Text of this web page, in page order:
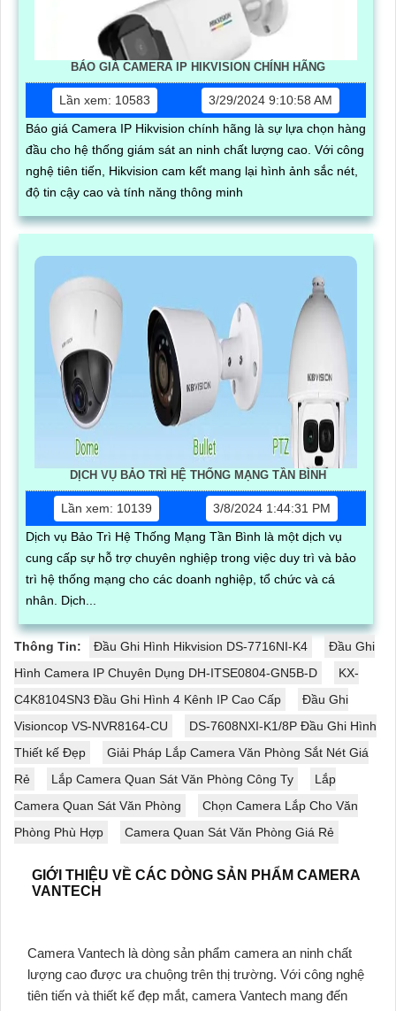
BÁO GIÁ CAMERA IP HIKVISION CHÍNH HÃNG
Lần xem: 10583
3/29/2024 9:10:58 AM
Báo giá Camera IP Hikvision chính hãng là sự lựa chọn hàng
đầu cho hệ thống giám sát an ninh chất lượng cao. Với công
nghệ tiên tiến, Hikvision cam kết mang lại hình ảnh sắc nét,
độ tin cậy cao và tính năng thông minh
DỊCH VỤ BẢO TRÌ HỆ THỐNG MẠNG TẦN BÌNH
Lần xem: 10139
3/8/2024 1:44:31 PM
Dịch vụ Bảo Trì Hệ Thống Mạng Tần Bình là một dịch vụ
cung cấp sự hỗ trợ chuyên nghiệp trong việc duy trì và bảo
trì hệ thống mạng cho các doanh nghiệp, tổ chức và cá
nhân. Dịch...
Thông Tin: Đầu Ghi Hình Hikvision DS-7716NI-K4
Đầu Ghi
Hình Camera IP Chuyên Dụng DH-ITSE0804-GN5B-D
KX-
C4K8104SN3 Đầu Ghi Hình 4 Kênh IP Cao Cấp
Đầu Ghi
Visioncop VS-NVR8164-CU
DS-7608NXI-K1/8P Đầu Ghi Hình
Thiết kế Đẹp
Giải Pháp Lắp Camera Văn Phòng Sắt Nét Giá
Rẻ
Lắp Camera Quan Sát Văn Phòng Công Ty
Lắp
Camera Quan Sát Văn Phòng
Chọn Camera Lắp Cho Văn
Phòng Phù Hợp
Camera Quan Sát Văn Phòng Giá Rẻ
GIỚI THIỆU VỀ CÁC DÒNG SẢN PHẨM CAMERA
VANTECH
Camera Vantech là dòng sản phẩm camera an ninh chất
lượng cao được ưa chuộng trên thị trường. Với công nghệ
tiên tiến và thiết kế đẹp mắt, camera Vantech mang đến